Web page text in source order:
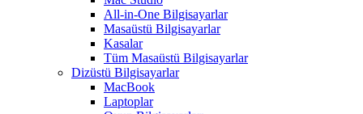
All-in-One Bilgisayarlar
Masaüstü Bilgisayarlar
Kasalar
Tüm Masaüstü Bilgisayarlar
Dizüstü Bilgisayarlar
MacBook
Laptoplar